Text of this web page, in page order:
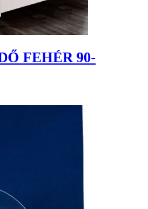
FEHÉR 90-